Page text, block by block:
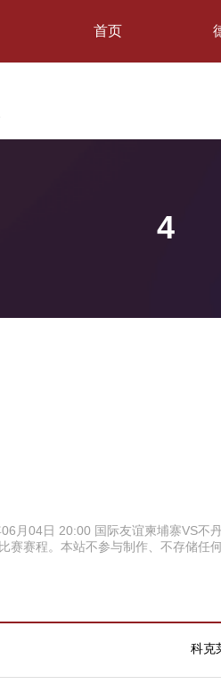
首页
4
月04日 20:00 国际友谊柬埔寨VS
赛赛程。本站不参与制作、不存储任
科克